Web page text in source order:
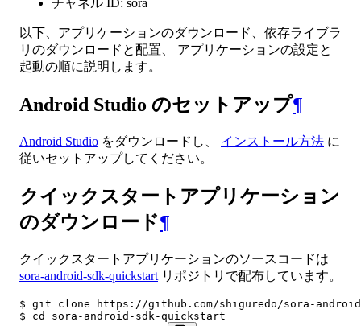
チャネル ID: sora
以下、アプリケーションのダウンロード、依存ライブラ
リのダウンロードと配置、 アプリケーションの設定と
起動の順に説明します。
Android Studio のセットアップ¶
Android Studio をダウンロードし、 インストール方法 に
従いセットアップしてください。
クイックスタートアプリケーション
のダウンロード¶
クイックスタートアプリケーションのソースコードは
sora-android-sdk-quickstart リポジトリで配布しています。
$ git clone https://github.com/shiguredo/sora-
$ cd sora-android-sdk-quickstart